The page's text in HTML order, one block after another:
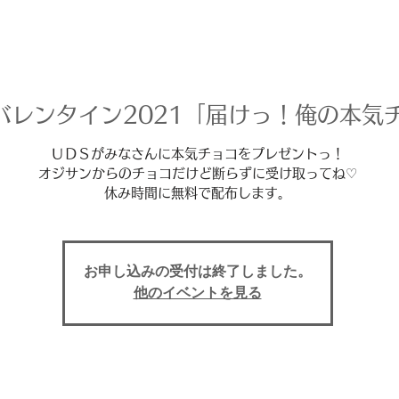
レンタイン2021「届けっ！俺の本気
ＵＤＳがみなさんに本気チョコをプレゼントっ！
オジサンからのチョコだけど断らずに受け取ってね♡
お申し込みの受付は終了しました。
他のイベントを見る